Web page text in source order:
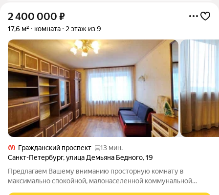
2 400 000 ₽
17,6 м² комната 2 этаж из 9
Гражданский проспект
13 мин.
Санкт-Петербург,улица Демьяна Бедного,19
Предлагаем Вашему вниманию просторную комнату в
максимально спокойной, малонаселенной коммунальной